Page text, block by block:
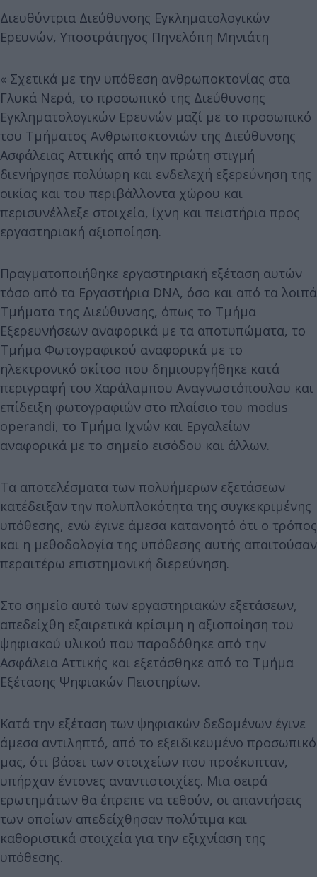
Διευθύντρια Διεύθυνσης Εγκληματολογικών
Ερευνών, Υποστράτηγος Πηνελόπη Μηνιάτη
« Σχετικά με την υπόθεση ανθρωποκτονίας στα
Γλυκά Νερά, το προσωπικό της Διεύθυνσης
Εγκληματολογικών Ερευνών μαζί με το προσωπικό
του Τμήματος Ανθρωποκτονιών της Διεύθυνσης
Ασφάλειας Αττικής από την πρώτη στιγμή
διενήργησε πολύωρη και ενδελεχή εξερεύνηση της
οικίας και του περιβάλλοντα χώρου και
περισυνέλλεξε στοιχεία, ίχνη και πειστήρια προς
εργαστηριακή αξιοποίηση.
Πραγματοποιήθηκε εργαστηριακή εξέταση αυτών
τόσο από τα Εργαστήρια DNA, όσο και από τα λοιπά
Τμήματα της Διεύθυνσης, όπως το Τμήμα
Εξερευνήσεων αναφορικά με τα αποτυπώματα, το
Τμήμα Φωτογραφικού αναφορικά με το
ηλεκτρονικό σκίτσο που δημιουργήθηκε κατά
περιγραφή του Χαράλαμπου Αναγνωστόπουλου και
επίδειξη φωτογραφιών στο πλαίσιο του modus
operandi, το Τμήμα Ιχνών και Εργαλείων
αναφορικά με το σημείο εισόδου και άλλων.
Τα αποτελέσματα των πολυήμερων εξετάσεων
κατέδειξαν την πολυπλοκότητα της συγκεκριμένης
υπόθεσης, ενώ έγινε άμεσα κατανοητό ότι ο τρόπος
και η μεθοδολογία της υπόθεσης αυτής απαιτούσαν
περαιτέρω επιστημονική διερεύνηση.
Στο σημείο αυτό των εργαστηριακών εξετάσεων,
απεδείχθη εξαιρετικά κρίσιμη η αξιοποίηση του
ψηφιακού υλικού που παραδόθηκε από την
Ασφάλεια Αττικής και εξετάσθηκε από το Τμήμα
Εξέτασης Ψηφιακών Πειστηρίων.
Κατά την εξέταση των ψηφιακών δεδομένων έγινε
άμεσα αντιληπτό, από το εξειδικευμένο προσωπικό
μας, ότι βάσει των στοιχείων που προέκυπταν,
υπήρχαν έντονες αναντιστοιχίες. Μια σειρά
ερωτημάτων θα έπρεπε να τεθούν, οι απαντήσεις
των οποίων απεδείχθησαν πολύτιμα και
καθοριστικά στοιχεία για την εξιχνίαση της
υπόθεσης.